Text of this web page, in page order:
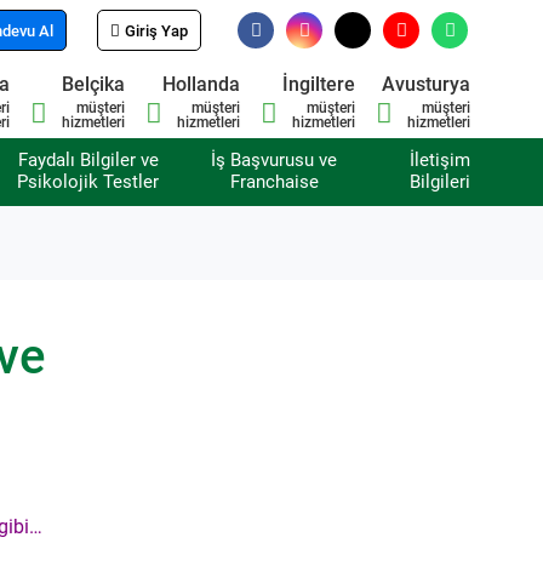
Al Giriş Yap
Belçika
müşteri
hizmetleri
Hollanda
müşteri
hizmetleri
İngiltere
müşteri
hizmetleri
Avusturya
müşteri
hizmetleri
Faydalı Bilgiler ve
Psikolojik Testler
İş Başvurusu ve
Franchaise
İletişim
Bilgileri